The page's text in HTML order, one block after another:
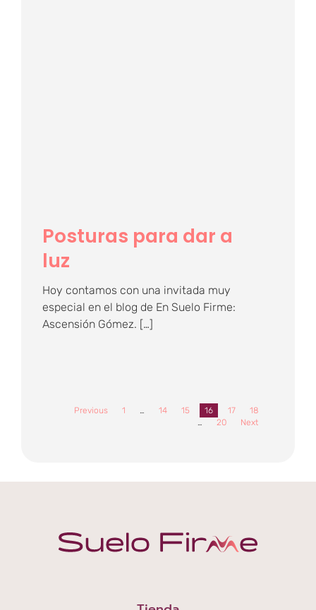
Posturas para dar a
luz
Hoy contamos con una invitada muy
especial en el blog de En Suelo Firme:
Ascensión Gómez. […]
Previous 1 … 14 15 16 17
18
…
20 Next